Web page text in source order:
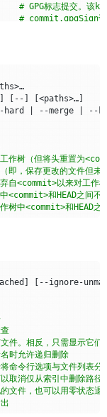
# GPG标志提交。该
# commit.gpgSign设
<paths>…​
[ -- ] [<paths>…​]
hard --merge --
作树（但将头重置为
即，保存更改的文件但未
自<commit>以来对工作
<commit>和HEAD之间
树中<commit>和HEAD之
--ignore-
件。相反，只需显示它们
时允许递归删除
命令行选项与文件列表分
取消仅从索引中删除路径
文件，也可以用零状态退